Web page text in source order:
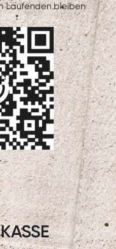
Laufenden bleiben